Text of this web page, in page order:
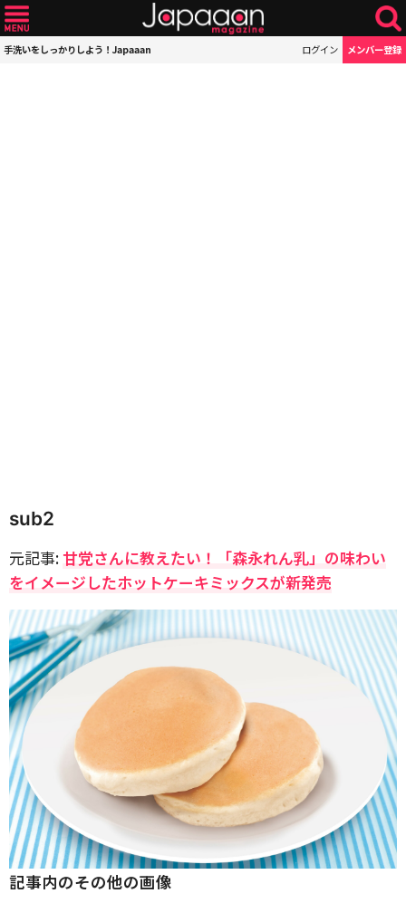
手洗いをしっかりしよう！Japaaan ログイン メンバー登録
sub2
元記事: 甘党さんに教えたい！「森永れん乳」の味わい
をイメージしたホットケーキミックスが新発売
記事内のその他の画像